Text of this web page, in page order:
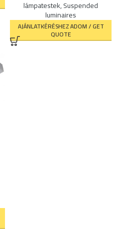
lámpatestek,Suspended
luminaires
AJÁNLATKÉRÉSHEZ ADOM / GET
QUOTE